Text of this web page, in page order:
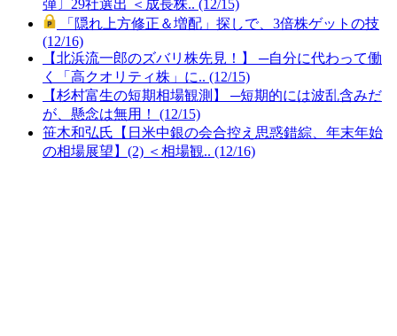
弾〕29社選出 ＜成長株.. (12/15)
「隠れ上方修正＆増配」探しで、3倍株ゲットの技
(12/16)
【北浜流一郎のズバリ株先見！】 ─自分に代わって働
く「高クオリティ株」に.. (12/15)
【杉村富生の短期相場観測】 ─短期的には波乱含みだ
が、懸念は無用！ (12/15)
笹木和弘氏【日米中銀の会合控え思惑錯綜、年末年始
の相場展望】(2) ＜相場観.. (12/16)